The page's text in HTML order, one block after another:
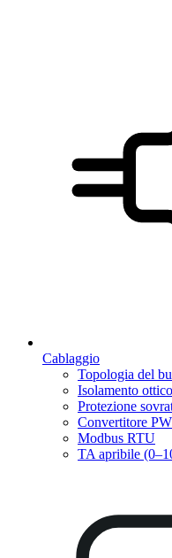
Cablaggio
Topologia del
Isolamento ottico
Protezione
Convertitore
Modbus RTU
TA apribile